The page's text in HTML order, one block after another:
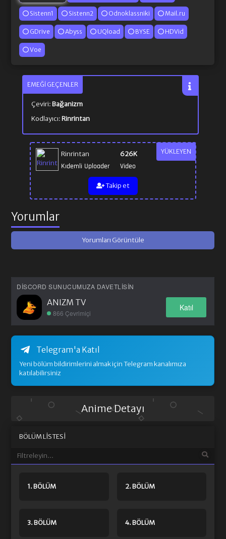
Sistenn1 Sistenn2 Odnoklassniki Mail.ru
GDrive Abyss UQload BYSE HDVid
Voe
YÜKLEYEN
Rinrintan
Kıdemli Uploader
626K
Video
Takip et
EMEĞI GEÇENLER
Çeviri:Bağanizm
Kodlayıcı:Rinrintan
Yorumlar
Yorumları Görüntüle
DISCORD SUNUCUMUZA DAVETLISIN
ANIZM TV
866 Çevrimiçi
Katıl
Telegram'a Katıl
Yeni bölüm bildirimlerini almak için Telegram kanalımıza
katılabilirsiniz
Anime Detayı
BÖLÜM LISTESI
1. BÖLÜM 2. BÖLÜM
3. BÖLÜM 4. BÖLÜM